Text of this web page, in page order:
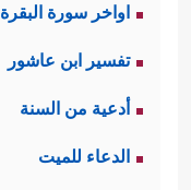
اواخر سورة البقرة
تفسير ابن عاشور
أدعية من السنة
الدعاء للميت